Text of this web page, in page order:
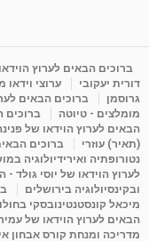
מדיטציה בדמיון
מאת admin 11 שנים 3,649 צפיות
פנינה מתוק - מרכז
מדיטציה-התחדשות
Shahar-vod
ברוכים הבאים לערוץ
דורית יעקובי
ערוצי וידאו
גרוסמן
ברוכים הבאים
מומלצים - טיוטה
ברוכים
הבאים לערוץ הוידאו של
(תאיר) עוזרי
ברוכים
נטורופתיה ואירידיולוגיה
לערוץ הוידאו של יוסי גולד
ובקינסיולוגיה בירושלים
מיכאל קונסטנטינובסקי
הבאים לערוץ הוידאו של
מדריכה ומנחת קורס אבחון